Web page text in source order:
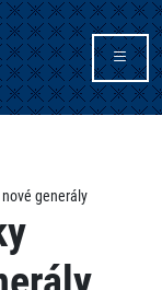
generály